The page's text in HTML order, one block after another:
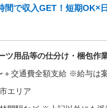
間で収入GET！短期OK×日
ツ用品等の仕分け・梱包作
＋交通費全額支給 ※給与は
エリア